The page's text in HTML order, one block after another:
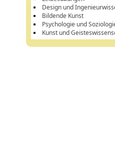
Design und
Bildende Kunst
Psychologie und
Kunst und